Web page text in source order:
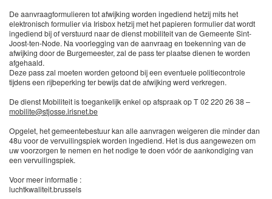
De aanvraagformulieren tot afwijking worden ingediend hetzij mits het
elektronisch formulier via Irisbox hetzij met het papieren formulier dat wordt
ingediend bij of verstuurd naar de dienst mobiliteit van de Gemeente Sint-
Joost-ten-Node. Na voorlegging van de aanvraag en toekenning van de
afwijking door de Burgemeester, zal de pass ter plaatse dienen te worden
afgehaald.
Deze pass zal moeten worden getoond bij een eventuele politiecontrole
tijdens een rijbeperking ter bewijs dat de afwijking werd verkregen.
De dienst Mobiliteit is toegankelijk enkel op afspraak op T 02 220 26 38 –
mobilite@stjosse.irisnet.be
Opgelet, het gemeentebestuur kan alle aanvragen weigeren die minder dan
48u voor de vervuilingspiek worden ingediend. Het is dus aangewezen om
uw voorzorgen te nemen en het nodige te doen vóór de aankondiging van
een vervuilingspiek.
Voor meer informatie :
luchtkwaliteit.brussels